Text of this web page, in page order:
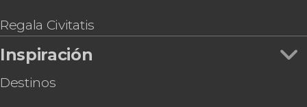
Regala Civitatis
Inspiración
Destinos